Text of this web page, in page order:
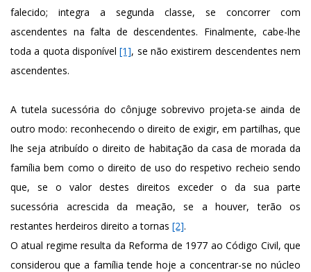
falecido; integra a segunda classe, se concorrer com
ascendentes na falta de descendentes. Finalmente, cabe-lhe
toda a quota disponível[1], se não existirem descendentes nem
ascendentes.
A tutela sucessória do cônjuge sobrevivo projeta-se ainda de
outro modo: reconhecendo o direito de exigir, em partilhas, que
lhe seja atribuído o direito de habitação da casa de morada da
família bem como o direito de uso do respetivo recheio sendo
que, se o valor destes direitos exceder o da sua parte
sucessória acrescida da meação, se a houver, terão os
restantes herdeiros direito a tornas [2].
O atual regime resulta da Reforma de 1977 ao Código Civil, que
considerou que a família tende hoje a concentrar-se no núcleo